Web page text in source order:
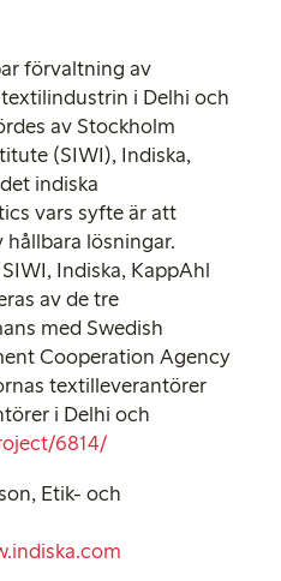
förvaltning av
i Delhi och
av Stockholm
(SIWI), Indiska,
indiska
vars syfte är att
lösningar.
Indiska, KappAhl
av de tre
med Swedish
Cooperation Agency
textilleverantörer
i Delhi och
6814/
Etik- och